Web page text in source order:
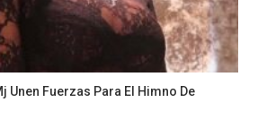
Unen Fuerzas Para El Himno De